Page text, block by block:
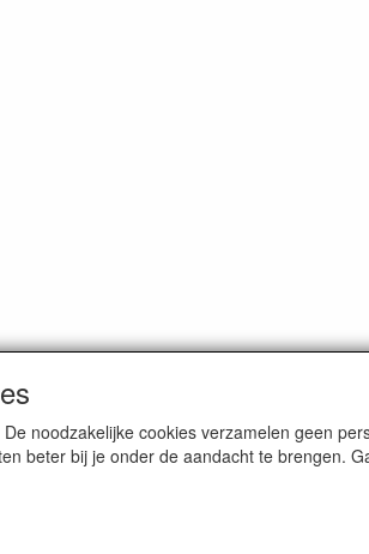
noodzakelijke cookies verzamelen geen
beter bij je onder de aandacht te brengen.